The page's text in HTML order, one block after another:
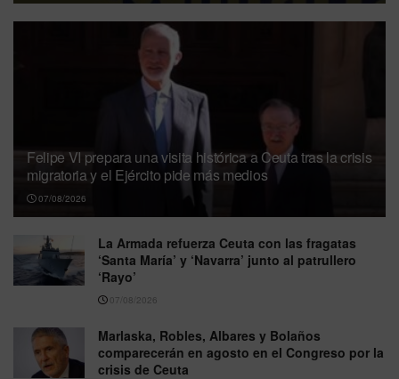
Felipe VI prepara una visita histórica a Ceuta tras la crisis
migratoria y el Ejército pide más medios
07/08/2026
La Armada refuerza Ceuta con las fragatas
‘Santa María’ y ‘Navarra’ junto al patrullero
‘Rayo’
07/08/2026
Marlaska, Robles, Albares y Bolaños
comparecerán en agosto en el Congreso por la
crisis de Ceuta